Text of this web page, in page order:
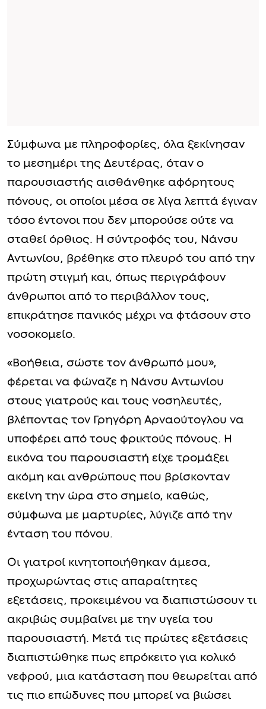
Σύμφωνα με πληροφορίες, όλα ξεκίνησαν
το μεσημέρι της Δευτέρας, όταν ο
παρουσιαστής αισθάνθηκε αφόρητους
πόνους, οι οποίοι μέσα σε λίγα λεπτά έγιναν
τόσο έντονοι που δεν μπορούσε ούτε να
σταθεί όρθιος. Η σύντροφός του, Νάνσυ
Αντωνίου, βρέθηκε στο πλευρό του από την
πρώτη στιγμή και, όπως περιγράφουν
άνθρωποι από το περιβάλλον τους,
επικράτησε πανικός μέχρι να φτάσουν στο
νοσοκομείο.
«Βοήθεια, σώστε τον άνθρωπό μου»,
φέρεται να φώναζε η Νάνσυ Αντωνίου
στους γιατρούς και τους νοσηλευτές,
βλέποντας τον Γρηγόρη Αρναούτογλου να
υποφέρει από τους φρικτούς πόνους. Η
εικόνα του παρουσιαστή είχε τρομάξει
ακόμη και ανθρώπους που βρίσκονταν
εκείνη την ώρα στο σημείο, καθώς,
σύμφωνα με μαρτυρίες, λύγιζε από την
ένταση του πόνου.
Οι γιατροί κινητοποιήθηκαν άμεσα,
προχωρώντας στις απαραίτητες
εξετάσεις, προκειμένου να διαπιστώσουν τι
ακριβώς συμβαίνει με την υγεία του
παρουσιαστή. Μετά τις πρώτες εξετάσεις
διαπιστώθηκε πως επρόκειτο για κολικό
νεφρού, μια κατάσταση που θεωρείται από
τις πιο επώδυνες που μπορεί να βιώσει